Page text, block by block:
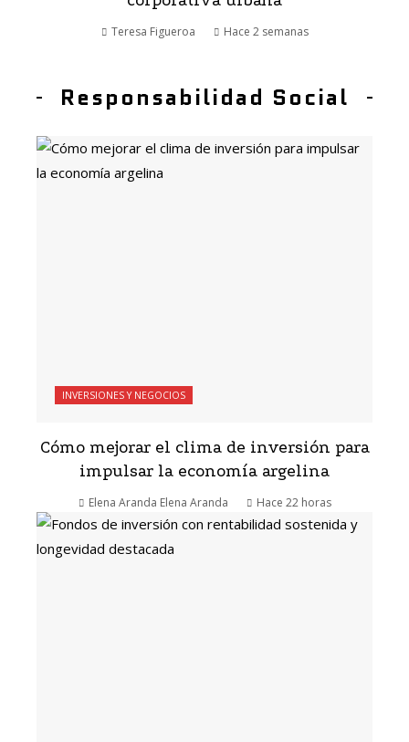
Teresa Figueroa Hace 2 semanas
Responsabilidad Social
INVERSIONES Y NEGOCIOS
Cómo mejorar el clima de inversión para
impulsar la economía argelina
Elena Aranda Elena Aranda Hace 22 horas